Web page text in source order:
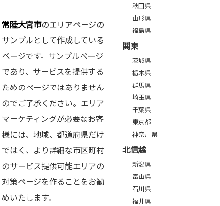
常陸大宮市のエリアページの
サンプルとして作成している
ページです。サンプルページ
であり、サービスを提供する
ためのページではありません
のでご了承ください。エリア
マーケティングが必要なお客
様には、地域、都道府県だけ
ではく、より詳細な市区町村
のサービス提供可能エリアの
対策ページを作ることをお勧
めいたします。
秋田県
山形県
福島県
関東
茨城県
栃木県
群馬県
埼玉県
千葉県
東京都
神奈川県
北信越
新潟県
富山県
石川県
福井県